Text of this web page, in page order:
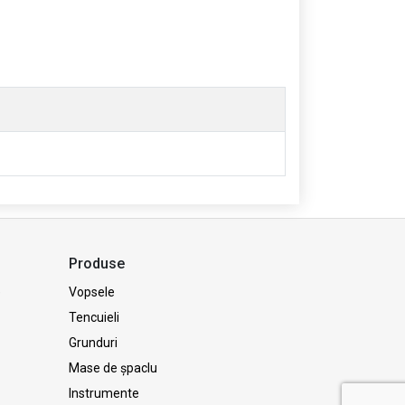
Produse
Vopsele
Tencuieli
Grunduri
Mase de șpaclu
Instrumente